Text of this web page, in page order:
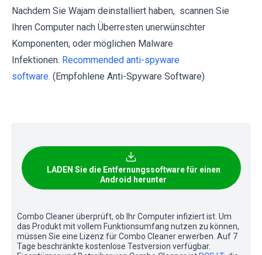
Nachdem Sie Wajam deinstalliert haben, scannen Sie
Ihren Computer nach Überresten unerwünschter
Komponenten, oder möglichen Malware
Infektionen. Recommended anti-spyware
software. (Empfohlene Anti-Spyware Software)
LADEN Sie die Entfernungssoftware für einen
Android herunter
Combo Cleaner überprüft, ob Ihr Computer infiziert ist. Um
das Produkt mit vollem Funktionsumfang nutzen zu können,
müssen Sie eine Lizenz für Combo Cleaner erwerben. Auf 7
Tage beschränkte kostenlose Testversion verfügbar.